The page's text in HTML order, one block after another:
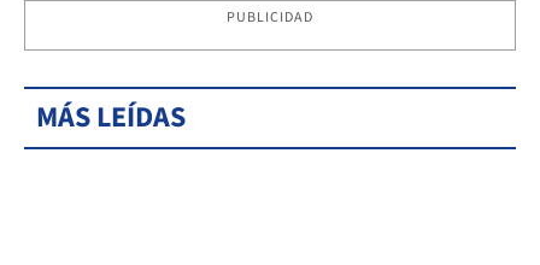
PUBLICIDAD
MÁS LEÍDAS